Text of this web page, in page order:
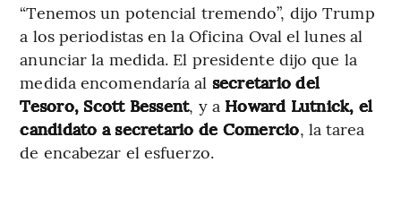
“Tenemos un potencial tremendo”, dijo Trump
a los periodistas en la Oficina Oval el lunes al
anunciar la medida. El presidente dijo que la
medida encomendaría al secretario del
Tesoro, Scott Bessent, y a Howard Lutnick, el
candidato a secretario de Comercio, la tarea
de encabezar el esfuerzo.